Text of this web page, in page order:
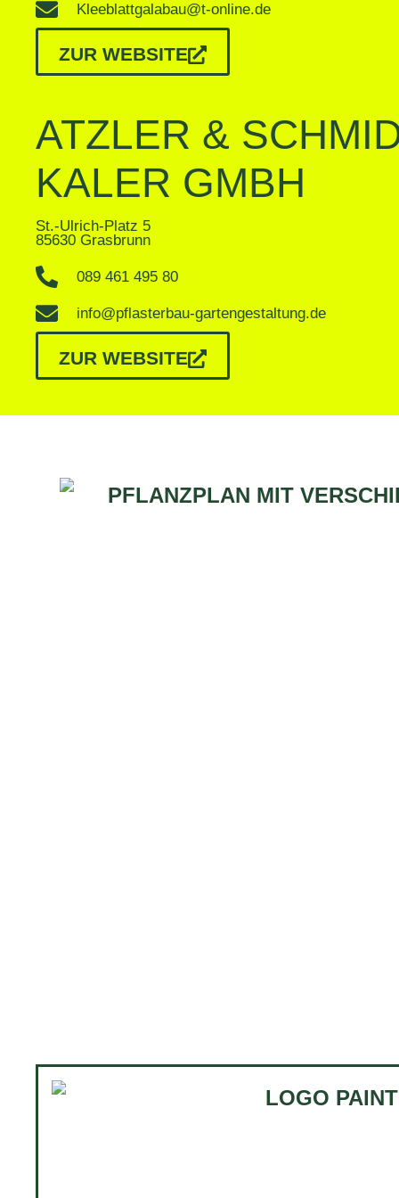
Kleeblattgalabau@t-online.de
ZUR WEBSITE
ATZLER &
KALER GMBH
St.-Ulrich-Platz 5
85630 Grasbrunn
089 461 495 80
info@pflasterbau-gartengestaltung.de
ZUR WEBSITE